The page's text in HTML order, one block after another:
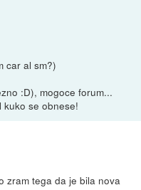
car al sm?)
:D), mogoce forum...
kuko se obnese!
zram tega da je bila nova